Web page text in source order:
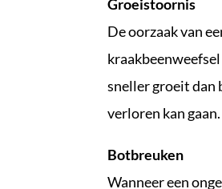
Groeistoornis
De oorzaak van
sneller groeit dan
verloren kan gaan.
Botbreuken
Wanneer een